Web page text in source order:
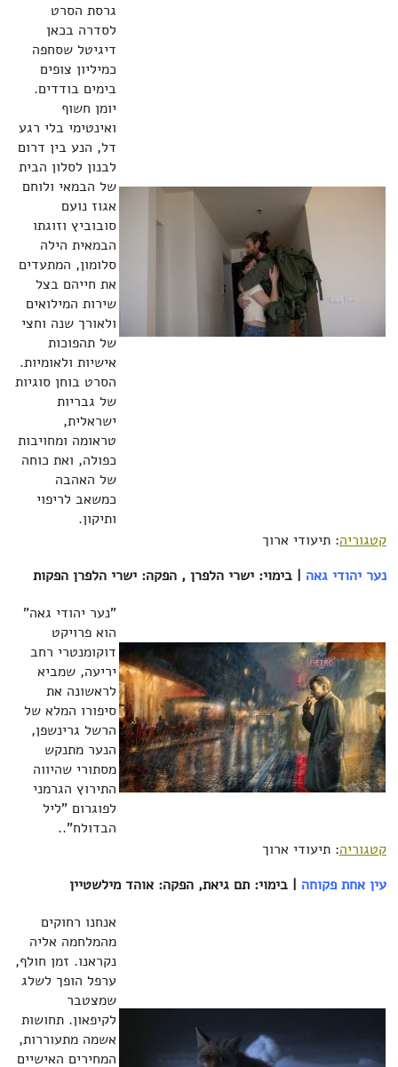
גרסת הסרט
לסדרה בכאן
דיגיטל שסחפה
כמיליון צופים
בימים בודדים.
יומן חשוף
ואינטימי בלי רגע
דל, הנע בין דרום
לבנון לסלון הבית
של הבמאי ולוחם
אגוז נועם
סובוביץ וזוגתו
הבמאית הילה
סלומון, המתעדים
את חייהם בצל
שירות המילואים
ולאורך שנה וחצי
של תהפוכות
אישיות ולאומיות.
הסרט בוחן סוגיות
של גבריות
ישראלית,
טראומה ומחויבות
כפולה, ואת כוחה
של האהבה
כמשאב לריפוי
ותיקון.
קטגוריה: תיעודי ארוך
נער יהודי גאה | בימוי: ישרי הלפרן , הפקה: ישרי הלפרן הפקות‏
"נער יהודי גאה"
הוא פרויקט
דוקומנטרי רחב
יריעה, שמביא
לראשונה את
סיפורו המלא של
הרשל גרינשפן,
הנער מתנקש
מסתורי שהיווה
התירוץ הגרמני
לפוגרום "ליל
הבדולח"..
קטגוריה: תיעודי ארוך
עין אחת פקוחה | בימוי: תם גיאת, הפקה: אוהד מילשטיין‏
אנחנו רחוקים
מהמלחמה אליה
נקראנו. זמן חולף,
ערפל הופך לשלג
שמצטבר
לקיפאון. תחושות
אשמה מתעוררות,
המחירים האישיים